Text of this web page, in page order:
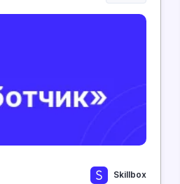
Skillbox